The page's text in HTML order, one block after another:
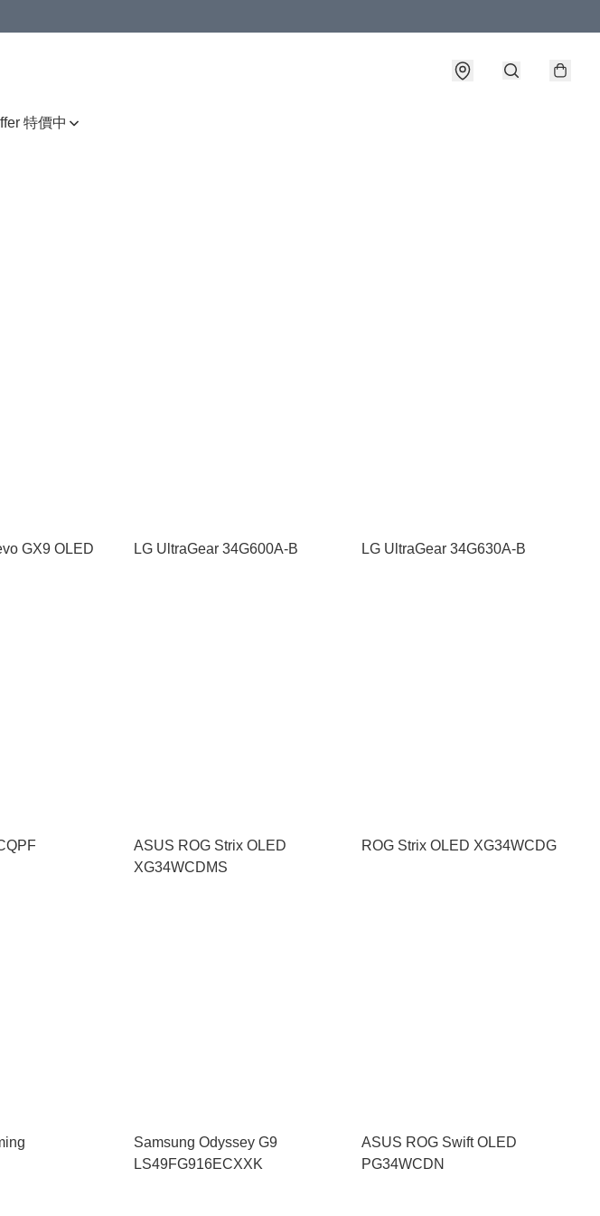
特價中
GX9 OLED
LG UltraGear 34G600A-B LG UltraGear 34G630A-B
ASUS ROG Strix OLED
XG34WCDMS
ROG Strix OLED XG34WCDG
Samsung Odyssey G9
LS49FG916ECXXK
ASUS ROG Swift OLED
PG34WCDN